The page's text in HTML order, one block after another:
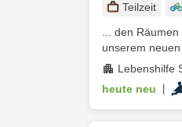
Teilzeit
... den
unserem
Lebenshilfe
heute neu